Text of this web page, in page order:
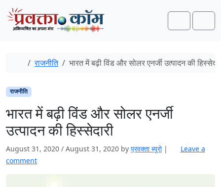
Skip to content
Skip to footer
Search
Home
राजनीति भारत में बढ़ी विंड और सोलर एनर्जी उत्पादन की
राजनीति
भारत में बढ़ी विंड और सोलर एनर्जी
उत्पादन की हिस्सेदारी
August 31, 2020 / August 31, 2020 by प्रवक्‍ता ब्यूरो |
Leave a
comment